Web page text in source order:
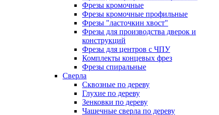
Фрезы кромочные
Фрезы кромочные профильные
Фрезы "ласточкин хвост"
Фрезы для производства дверок и
конструкций
Фрезы для центров с ЧПУ
Комплекты концевых фрез
Фрезы спиральные
Сверла
Сквозные по дереву
Глухие по дереву
Зенковки по дереву
Чашечные сверла по дереву